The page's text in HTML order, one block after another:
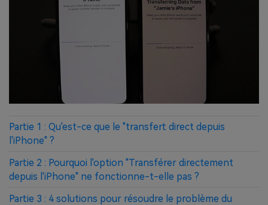
Partie 1 : Qu'est-ce que le "transfert direct depuis
l'iPhone" ?
Partie 2 : Pourquoi l'option "Transférer directement
depuis l'iPhone" ne fonctionne-t-elle pas ?
Partie 3 : 4 solutions pour résoudre le problème du